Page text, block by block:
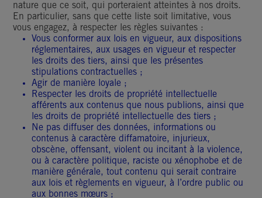
nature que ce soit, qui porteraient atteintes à nos droits.
En particulier, sans que cette liste soit limitative, vous
vous engagez, à respecter les règles suivantes :
Vous conformer aux lois en vigueur, aux dispositions
réglementaires, aux usages en vigueur et respecter
les droits des tiers, ainsi que les présentes
stipulations contractuelles ;
Agir de manière loyale ;
Respecter les droits de propriété intellectuelle
afférents aux contenus que nous publions, ainsi que
les droits de propriété intellectuelle des tiers ;
Ne pas diffuser des données, informations ou
contenus à caractère diffamatoire, injurieux,
obscène, offensant, violent ou incitant à la violence,
ou à caractère politique, raciste ou xénophobe et de
manière générale, tout contenu qui serait contraire
aux lois et règlements en vigueur, à l’ordre public ou
aux bonnes mœurs ;